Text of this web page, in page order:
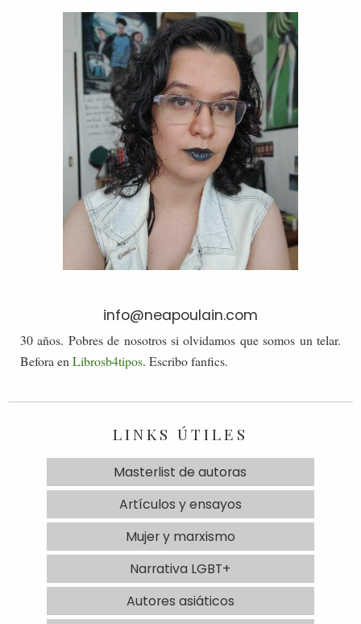
info@neapoulain.com
30 años. Pobres de nosotros si olvidamos que somos un telar.
Befora enLibrosb4tipos. Escribo fanfics.
LINKS ÚTILES
Masterlist de autoras
Artículos y ensayos
Mujer y marxismo
Narrativa LGBT+
Autores asiáticos